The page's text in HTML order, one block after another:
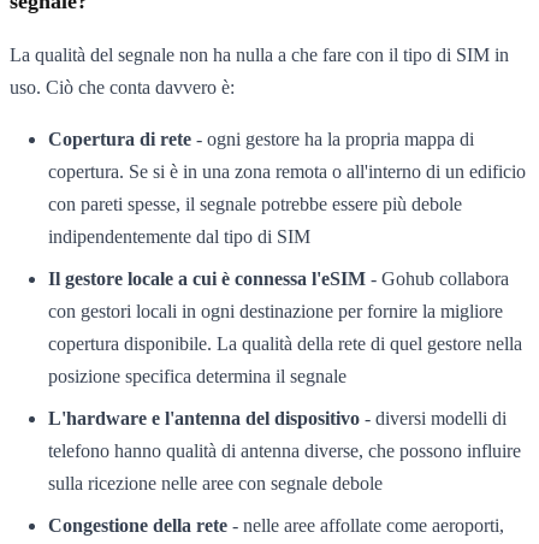
La qualità del segnale non ha nulla a che fare con il tipo di SIM in
uso. Ciò che conta davvero è:
Copertura di rete - ogni gestore ha la propria mappa di
copertura. Se si è in una zona remota o all'interno di un edificio
con pareti spesse, il segnale potrebbe essere più debole
indipendentemente dal tipo di SIM
Il gestore locale a cui è connessa l'eSIM - Gohub collabora
con gestori locali in ogni destinazione per fornire la migliore
copertura disponibile. La qualità della rete di quel gestore nella
posizione specifica determina il segnale
L'hardware e l'antenna del dispositivo - diversi modelli di
telefono hanno qualità di antenna diverse, che possono influire
sulla ricezione nelle aree con segnale debole
Congestione della rete - nelle aree affollate come aeroporti,